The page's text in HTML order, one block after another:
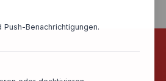
Benachrichtigungen.